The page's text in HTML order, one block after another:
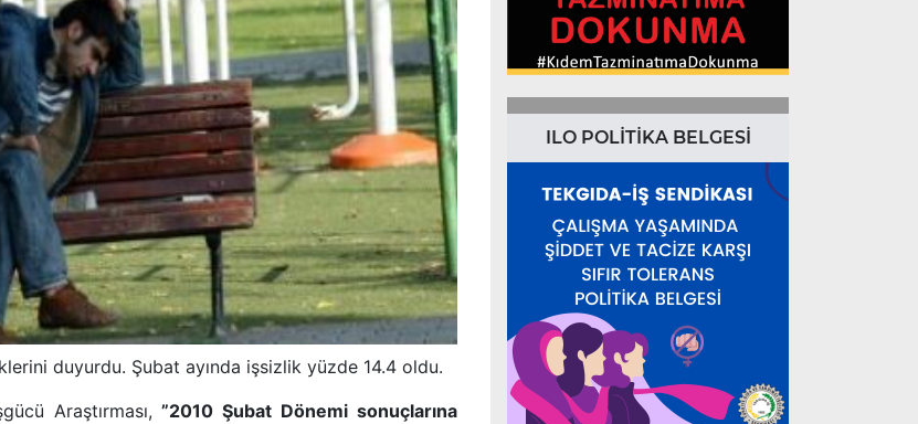
duyurdu. Şubat ayında işsizlik yüzde 14.4 oldu.
Araştırması, ”2010 Şubat Dönemi sonuçlarına
ILO POLİTİKA BELGESİ